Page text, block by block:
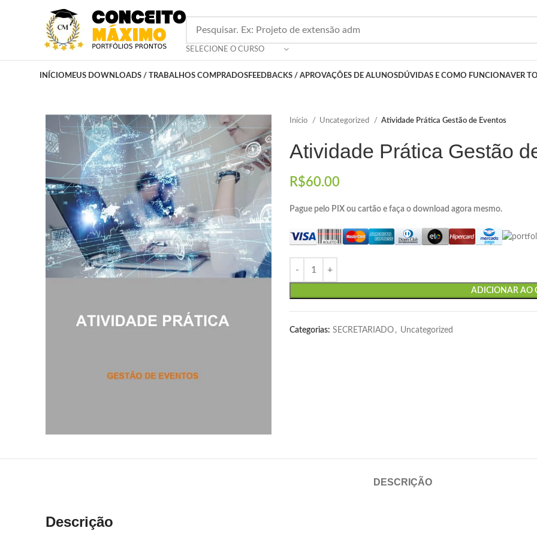
SELECIONE O CURSO
INÍCIO MEUS DOWNLOADS / TRABALHOS COMPRADOSFEEDBACKS / APROVAÇÕES DE ALUNOS DÚVIDAS E COMO FUNCIONAVER
Início Uncategorized Atividade Prática Gestão de Eventos
Atividade Prática Gestão
R$60.00
Pague pelo PIX ou cartão e faça o download agora mesmo.
ADICIONAR AO
Categorias: SECRETARIADO , Uncategorized
DESCRIÇÃO
Descrição